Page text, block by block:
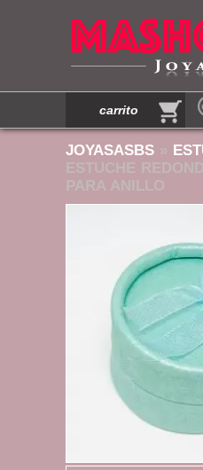
carrito
JOYASASBS »
ESTUCHE
PARA ANILLO